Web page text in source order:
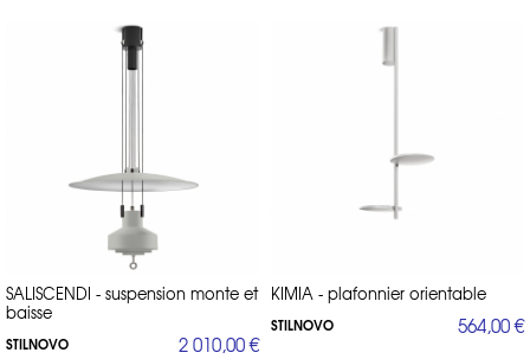
SALISCENDI - suspension monte et
baisse
STILNOVO 2 010,00 €
KIMIA - plafonnier orientable
STILNOVO 564,00 €